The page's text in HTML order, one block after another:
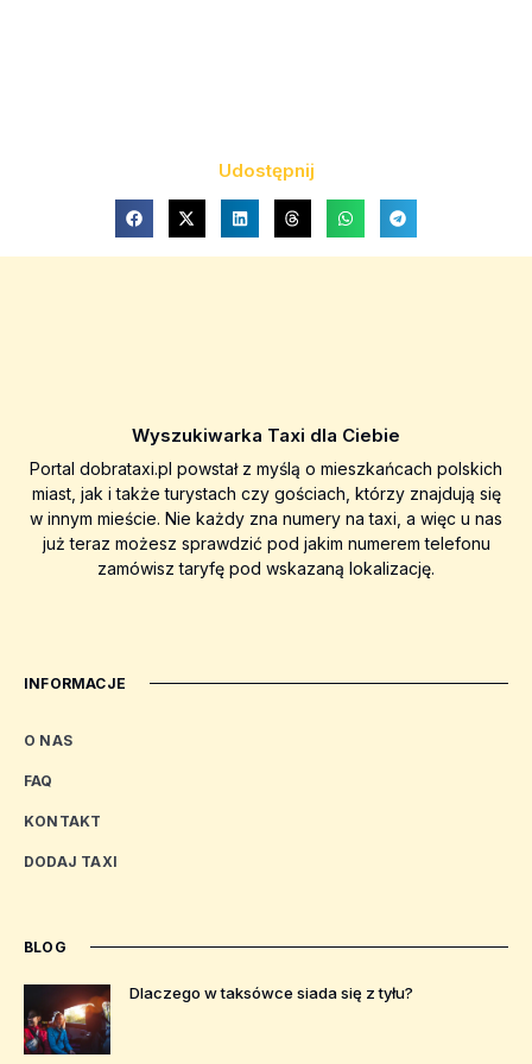
Udostępnij
Wyszukiwarka Taxi dla Ciebie
Portal dobrataxi.pl powstał z myślą o mieszkańcach polskich
miast, jak i także turystach czy gościach, którzy znajdują się
w innym mieście. Nie każdy zna numery na taxi, a więc u nas
już teraz możesz sprawdzić pod jakim numerem telefonu
zamówisz taryfę pod wskazaną lokalizację.
INFORMACJE
O NAS
FAQ
KONTAKT
DODAJ TAXI
BLOG
Dlaczego w taksówce siada się z tyłu?